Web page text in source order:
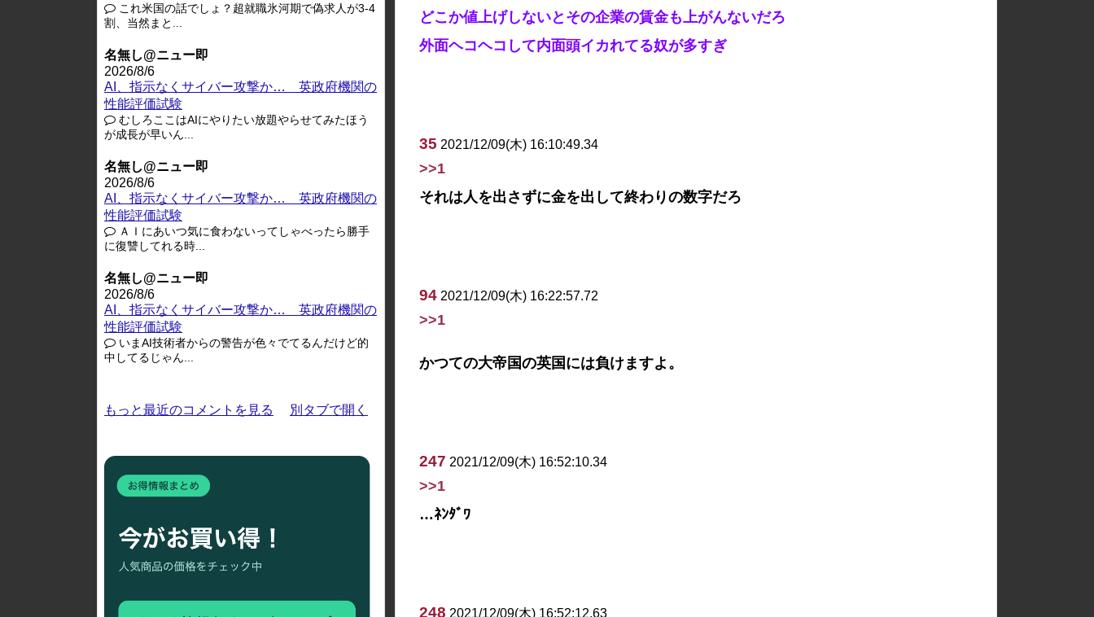
どこか値上げしないとその企業の賃金も上がんないだろ
外面ヘコヘコして内面頭イカれてる奴が多すぎ
35 2021/12/09(木) 16:10:49.34
>>1
それは人を出さずに金を出して終わりの数字だろ
94 2021/12/09(木) 16:22:57.72
>>1
かつての大帝国の英国には負けますよ。
247 2021/12/09(木) 16:52:10.34
>>1
…ﾈﾝﾀﾞﾜ
248 2021/12/09(木) 16:52:12.63
これ米国の話でしょ？超就職氷河期で偽求人が3-4
割、当然まと...
名無し@ニュー即
2026/8/6
AI、指示なくサイバー攻撃か… 英政府機関の
性能評価試験
むしろここはAIにやりたい放題やらせてみたほう
が成長が早いん...
名無し@ニュー即
2026/8/6
AI、指示なくサイバー攻撃か… 英政府機関の
性能評価試験
ＡＩにあいつ気に食わないってしゃべったら勝手
に復讐してれる時...
名無し@ニュー即
2026/8/6
AI、指示なくサイバー攻撃か… 英政府機関の
性能評価試験
いまAI技術者からの警告が色々でてるんだけど的
中してるじゃん...
もっと最近のコメントを見る 別タブで開く